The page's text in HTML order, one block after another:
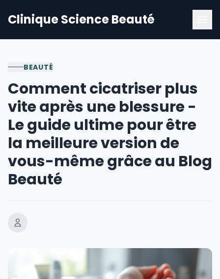
Clinique Science Beauté
BEAUTÉ
Comment cicatriser plus
vite après une blessure -
Le guide ultime pour être
la meilleure version de
vous-même grâce au Blog
Beauté